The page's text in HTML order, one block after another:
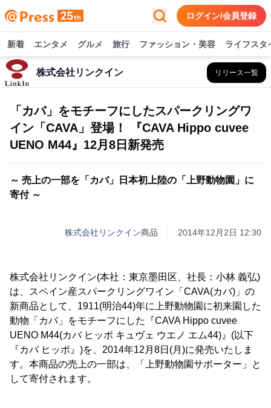
ログイン/会員登録
新着 エンタメ グルメ 旅行 ファッション・美容 ライフスタ
株式会社リンクイン リリース一覧
「カバ」をモチーフにしたスパークリングワ
イン「CAVA」登場！ 『CAVA Hippo cuvee
UENO M44』12月8日新発売
～ 売上の一部を「カバ」日本初上陸の「上野動物園」に
寄付 ～
株式会社リンクイン商品 2014年12月2日 12:30
株式会社リンクイン(本社：東京墨田区、社長：小林 義弘)
は、スペイン産スパークリングワイン「CAVA(カバ)」の
新商品として、1911(明治44)年に上野動物園に初来園した
動物「カバ」をモチーフにした『CAVA Hippo cuvee
UENO M44(カバ ヒッポ キュヴェ ウエノ エム44)』(以下
『カバ ヒッポ』)を、2014年12月8日(月)に発売いたしま
す。本商品の売上の一部は、「上野動物園サポーター」と
して寄付されます。